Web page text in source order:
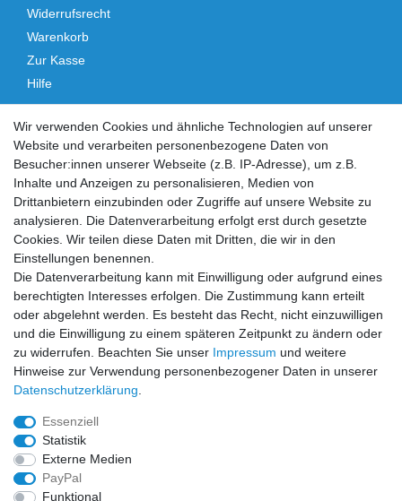
Widerrufsrecht
Warenkorb
Zur Kasse
Hilfe
Vertrag widerrufen
Social Media
Facebook Instagram
Sicher einkaufen
Zahlung und Versand
Wir verwenden Cookies und ähnliche Technologien auf unserer
Website und verarbeiten personenbezogene Daten von
Besucher:innen unserer Webseite (z.B. IP-Adresse), um z.B.
Inhalte und Anzeigen zu personalisieren, Medien von
Drittanbietern einzubinden oder Zugriffe auf unsere Website zu
analysieren. Die Datenverarbeitung erfolgt erst durch gesetzte
Cookies. Wir teilen diese Daten mit Dritten, die wir in den
Einstellungen benennen.
Die Datenverarbeitung kann mit Einwilligung oder aufgrund eines
berechtigten Interesses erfolgen. Die Zustimmung kann erteilt
oder abgelehnt werden. Es besteht das Recht, nicht einzuwilligen
und die Einwilligung zu einem späteren Zeitpunkt zu ändern oder
zu widerrufen. Beachten Sie unser Impressum und weitere
Hinweise zur Verwendung personenbezogener Daten in unserer
Daten­schutz­erklärung
Essenziell
Statistik
Externe Medien
PayPal
Funktional